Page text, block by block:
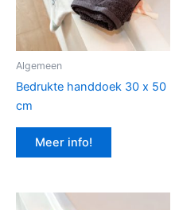
Algemeen
Bedrukte handdoek 30 x 50
cm
Meer info!